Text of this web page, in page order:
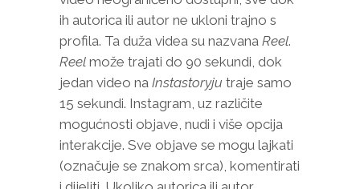
ih autorica ili autor ne ukloni trajno s
profila. Ta duža videa su nazvana Reel.
Reel može trajati do 90 sekundi, dok
jedan video na Instastoryju traje samo
15 sekundi. Instagram, uz različite
mogućnosti objave, nudi i više opcija
interakcije. Sve objave se mogu lajkati
(označuje se znakom srca), komentirati